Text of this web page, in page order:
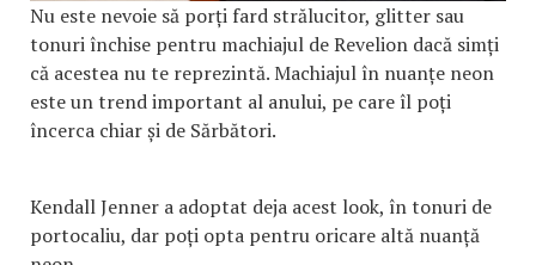
Nu este nevoie să porți fard strălucitor, glitter sau
tonuri închise pentru machiajul de Revelion dacă simți
că acestea nu te reprezintă. Machiajul în nuanțe neon
este un trend important al anului, pe care îl poți
încerca chiar și de Sărbători.
Kendall Jenner a adoptat deja acest look, în tonuri de
portocaliu, dar poți opta pentru oricare altă nuanță